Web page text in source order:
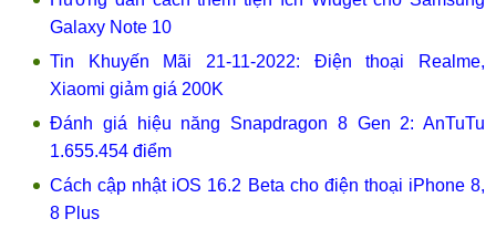
Galaxy Note 10
Tin Khuyến Mãi 21-11-2022: Điện thoại Realme,
Xiaomi giảm giá 200K
Đánh giá hiệu năng Snapdragon 8 Gen 2: AnTuTu
1.655.454 điểm
Cách cập nhật iOS 16.2 Beta cho điện thoại iPhone 8,
8 Plus